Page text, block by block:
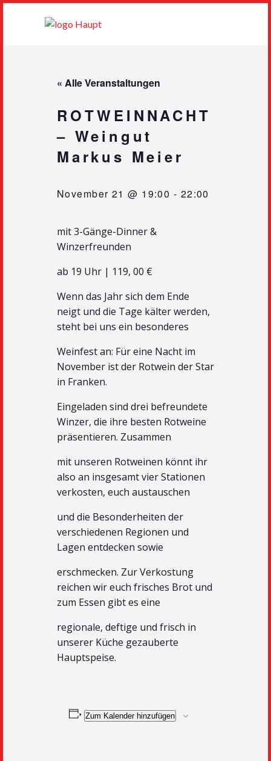
« Alle Veranstaltungen
ROTWEINNACHT
– Weingut
Markus Meier
November 21 @ 19:00 - 22:00
mit 3-Gänge-Dinner &
Winzerfreunden
ab 19 Uhr | 119, 00 €
Wenn das Jahr sich dem Ende
neigt und die Tage kälter werden,
steht bei uns ein besonderes
Weinfest an: Für eine Nacht im
November ist der Rotwein der Star
in Franken.
Eingeladen sind drei befreundete
Winzer, die ihre besten Rotweine
präsentieren. Zusammen
mit unseren Rotweinen könnt ihr
also an insgesamt vier Stationen
verkosten, euch austauschen
und die Besonderheiten der
verschiedenen Regionen und
Lagen entdecken sowie
erschmecken. Zur Verkostung
reichen wir euch frisches Brot und
zum Essen gibt es eine
regionale, deftige und frisch in
unserer Küche gezauberte
Hauptspeise.
Zum Kalender hinzufügen